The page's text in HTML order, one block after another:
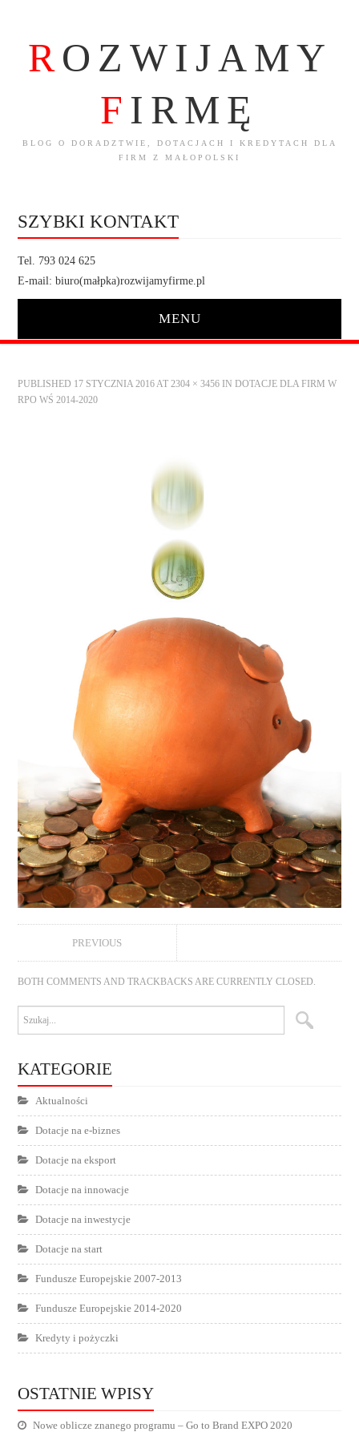
ROZWIJAMY
F IRMĘ
BLOG O DORADZTWIE, DOTACJACH I KREDYTACH DLA
FIRM Z MAŁOPOLSKI
SZYBKI KONTAKT
Tel. 793 024 625
E-mail: biuro(małpka)rozwijamyfirme.pl
MENU
O NAS
PUBLISHED 17 STYCZNIA 2016 AT 2304 × 3456 INDOTACJE DLA FIRM W
RPO WŚ 2014-2020
PREVIOUS
BOTH COMMENTS AND TRACKBACKS ARE CURRENTLY CLOSED.
KATEGORIE
Aktualności
Dotacje na e-biznes
Dotacje na eksport
Dotacje na innowacje
Dotacje na inwestycje
Dotacje na start
Fundusze Europejskie 2007-2013
Fundusze Europejskie 2014-2020
Kredyty i pożyczki
OSTATNIE WPISY
Nowe oblicze znanego programu – Go to Brand EXPO 2020